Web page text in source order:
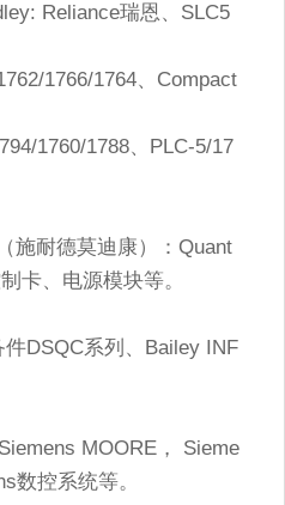
Reliance瑞恩、SLC5
1766/1764、Compact
1760/1788、PLC-5/17
施耐德莫迪康）：Quant
卡、电源模块等。
DSQC系列、Bailey INF
MOORE， Sieme
数控系统等。